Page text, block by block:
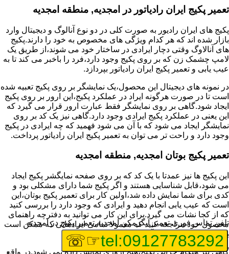
تعمیر پکیج ایران رادیاتور در امجدیه, منطقه امجدیه
پکیج های ایران رادیور به صورت کلی در دو نوع آنالوگ و دیجیتال وارد
بازار شده اند که هر کدام ویژگی های مخصوص به خود را دارند.پکیج
های آنالاوگ وقتی دچار ایرادی در ساختار خود می شوند،از طریق یک
لامپ چشمک زن که بر روی پکیج وجود دارد،فرد را باخبر می کند تا به
عیب یابی و تعمیر پکیج ایران رادیاتور بپردازد.
در نمونه های دیجیتال این محصول،یک نمایشگر بر روی پکیج تعبیه شده
است تا در صورت هرگونه ایراد در عملکرد پکیج،این ارور بر روی پکیج
ایجاد شود.گاهی بر روی نمایشگر فقط عبارت ارور قرار می گیرد که
این یعنی در عملکرد پکیج ایرادی وجود دارد.گاهی نیز یک کد بر روی
نمایشگر ایجاد می شود که با آن می شود فهمید که چه ایرادی در پکیج
وجود دارد و راحت تر می توان به تعمیر پکیج ایران رادیاتور پرداخت.
تعمیر پکیج بوتان امجدیه, منطقه امجدیه
این پکیج ها نیز عمدتا با یک کد که بر روی صفحه نمایگشر پکیج ایجاد
می شود،قابل شناسایی هستند و اگر پکیج شما دارای مشکلی بود و
کدی برای شما نمایش داده شد،اولین کار برای تعمیر پکیج بوتان،این
است که عیب یابی انجام دهید و ایرادی که وجود دارد را بررسی کنید
که از کجا نشات می گیرد.برای این کار می توانید به دفترچه راهنمای
محصول خود مراجعه کنید که معمولا تمامی ایرادهایی که ممکن است
برای پکیج پیش بیاید در آن قرار گرفته است.
گاهی نیز هنگام خرابی پکیج،هیچ اروری نمایش داده نمی شود.در واقع
تلفن تماس فوریتعمیر آبگرمکن امجدیه,تعمیر پکیج در امجدیه
tel:09127783292
☞☏